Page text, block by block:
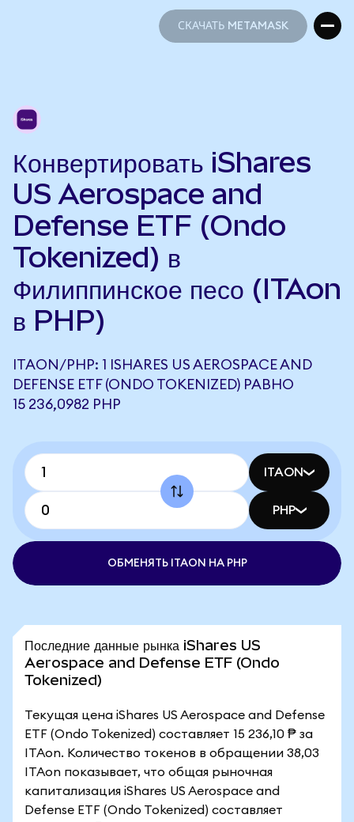
СКАЧАТЬ METAMASK
Конвертировать iShares
US Aerospace and
Defense ETF (Ondo
Tokenized) в
Филиппинское песо (ITAon
в PHP)
ITAON/PHP: 1 ISHARES US AEROSPACE AND
DEFENSE ETF (ONDO TOKENIZED) РАВНО
15 236,0982 PHP
ITAON
PHP
ОБМЕНЯТЬ ITAON НА PHP
Последние данные рынка iShares US
Aerospace and Defense ETF (Ondo
Tokenized)
Текущая цена iShares US Aerospace and Defense
ETF (Ondo Tokenized) составляет 15 236,10 ₱ за
ITAon. Количество токенов в обращении 38,03
ITAon показывает, что общая рыночная
капитализация iShares US Aerospace and
Defense ETF (Ondo Tokenized) составляет